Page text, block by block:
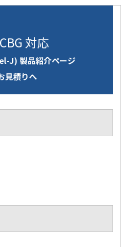
対応
J) 製品紹介ページ
見積りへ